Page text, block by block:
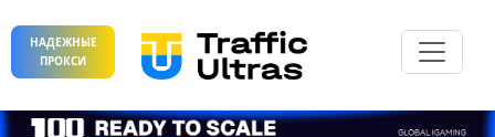
НАДЕЖНЫЕ
ПРОКСИ